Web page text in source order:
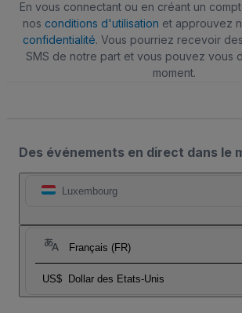
En vous connectant ou en créant un
nos conditions d'utilisation et approuvez
confidentialité. Vous pourriez recevoir
SMS de notre part et vous pouvez vous
moment.
Des événements en direct dans le
Luxembourg
Français (FR)
US$ Dollar des Etats-Unis